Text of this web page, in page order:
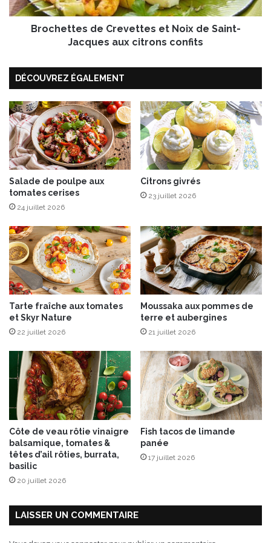
a
l
'
é
t
é
a
v
e
c
s
n
p
a
n
i
e
r
p
i
i
q
u
e
i
o
d
t
e
C
e
v
e
t
t
e
s
e
t
N
i
x
d
e
S
a
n
t
u
e
s
a
u
c
r
Brochettes de Crevettes et Noix de Saint-
Jacques aux citrons confits
DÉCOUVREZ ÉGALEMENT
Salade de poulpe aux
tomates cerises
24 juillet 2026
Citrons givrés
23 juillet 2026
Tarte fraîche aux tomates
et Skyr Nature
22 juillet 2026
Moussaka aux pommes de
terre et aubergines
21 juillet 2026
Côte de veau rôtie vinaigre
balsamique, tomates &
têtes d’ail rôties, burrata,
basilic
20 juillet 2026
Fish tacos de limande
panée
17 juillet 2026
LAISSER UN COMMENTAIRE